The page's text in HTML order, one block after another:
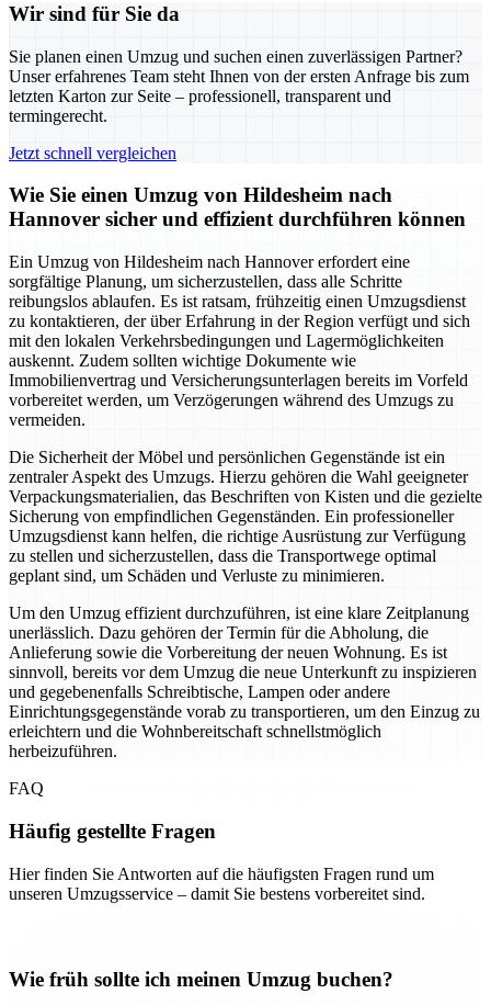
Wir sind für Sie da
Sie planen einen Umzug und suchen einen zuverlässigen Partner?
Unser erfahrenes Team steht Ihnen von der ersten Anfrage bis zum
letzten Karton zur Seite – professionell, transparent und
termingerecht.
Jetzt schnell vergleichen
Wie Sie einen Umzug von Hildesheim nach
Hannover sicher und effizient durchführen können
Ein Umzug von Hildesheim nach Hannover erfordert eine
sorgfältige Planung, um sicherzustellen, dass alle Schritte
reibungslos ablaufen. Es ist ratsam, frühzeitig einen Umzugsdienst
zu kontaktieren, der über Erfahrung in der Region verfügt und sich
mit den lokalen Verkehrsbedingungen und Lagermöglichkeiten
auskennt. Zudem sollten wichtige Dokumente wie
Immobilienvertrag und Versicherungsunterlagen bereits im Vorfeld
vorbereitet werden, um Verzögerungen während des Umzugs zu
vermeiden.
Die Sicherheit der Möbel und persönlichen Gegenstände ist ein
zentraler Aspekt des Umzugs. Hierzu gehören die Wahl geeigneter
Verpackungsmaterialien, das Beschriften von Kisten und die gezielte
Sicherung von empfindlichen Gegenständen. Ein professioneller
Umzugsdienst kann helfen, die richtige Ausrüstung zur Verfügung
zu stellen und sicherzustellen, dass die Transportwege optimal
geplant sind, um Schäden und Verluste zu minimieren.
Um den Umzug effizient durchzuführen, ist eine klare Zeitplanung
unerlässlich. Dazu gehören der Termin für die Abholung, die
Anlieferung sowie die Vorbereitung der neuen Wohnung. Es ist
sinnvoll, bereits vor dem Umzug die neue Unterkunft zu inspizieren
und gegebenenfalls Schreibtische, Lampen oder andere
Einrichtungsgegenstände vorab zu transportieren, um den Einzug zu
erleichtern und die Wohnbereitschaft schnellstmöglich
herbeizuführen.
FAQ
Häufig gestellte Fragen
Hier finden Sie Antworten auf die häufigsten Fragen rund um
unseren Umzugsservice – damit Sie bestens vorbereitet sind.
Wie früh sollte ich meinen Umzug buchen?